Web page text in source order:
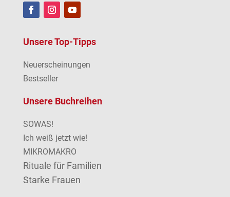
Unsere Top-Tipps
Neuerscheinungen
Bestseller
Unsere Buchreihen
SOWAS!
Ich weiß jetzt wie!
MIKROMAKRO
Rituale für Familien
Starke Frauen